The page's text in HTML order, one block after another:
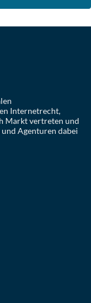
Internetrecht,
Markt vertreten und
Agenturen dabei